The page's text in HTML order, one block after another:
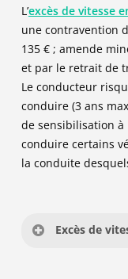
Amende
Amende
jours)
Amende
paiement)
Mesures
L’excès de vitesse
une contravention
135 € ; amende
et par le retrait de
Le conducteur
conduire (3 ans
de sensibilisation
conduire certains
la conduite
Excès de